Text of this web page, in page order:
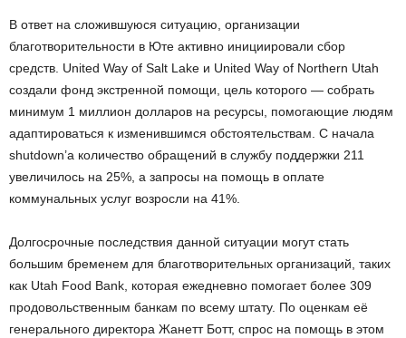
В ответ на сложившуюся ситуацию, организации
благотворительности в Юте активно инициировали сбор
средств. United Way of Salt Lake и United Way of Northern Utah
создали фонд экстренной помощи, цель которого — собрать
минимум 1 миллион долларов на ресурсы, помогающие людям
адаптироваться к изменившимся обстоятельствам. С начала
shutdown’а количество обращений в службу поддержки 211
увеличилось на 25%, а запросы на помощь в оплате
коммунальных услуг возросли на 41%.
Долгосрочные последствия данной ситуации могут стать
большим бременем для благотворительных организаций, таких
как Utah Food Bank, которая ежедневно помогает более 309
продовольственным банкам по всему штату. По оценкам её
генерального директора Жанетт Ботт, спрос на помощь в этом